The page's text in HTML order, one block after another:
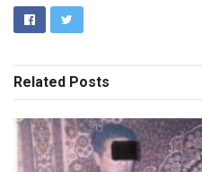
Related Posts